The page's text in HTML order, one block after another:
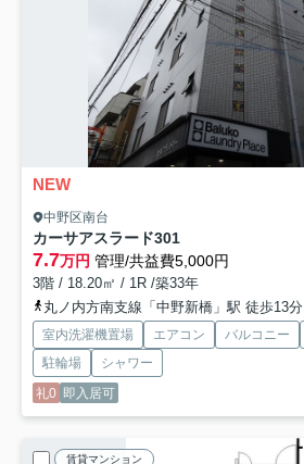
NEW
中野区南台
カーサアスラード301
7.7万円 管理/共益費5,000円
3階 / 18.20㎡ / 1R /築33年
丸ノ内方南支線「中野新橋」駅 徒歩13分
室内洗濯機置場 エアコン バルコニー
駐輪場
シャワー
礼0 即入居可
賃貸マンション